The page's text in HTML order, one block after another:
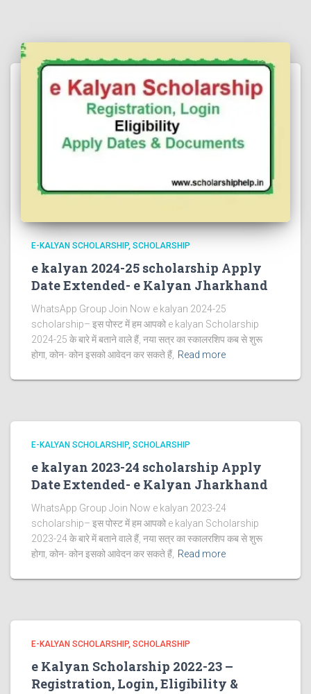
E-KALYAN SCHOLARSHIP SCHOLARSHIP
e kalyan 2024-25 scholarship Apply
Date Extended- e Kalyan Jharkhand
WhatsApp Group Join Now e kalyan 2024-25
scholarship– इस पोस्ट में हम आपको e kalyan Scholarship
2024-25 के बारे में बताने वाले हैं, नया सत्र का स्कालरशिप कब से शुरू
होगा, कोन- कोन इसको आवेदन कर सकते हैं, Read more
E-KALYAN SCHOLARSHIP SCHOLARSHIP
e kalyan 2023-24 scholarship Apply
Date Extended- e Kalyan Jharkhand
WhatsApp Group Join Now e kalyan 2023-24
scholarship– इस पोस्ट में हम आपको e kalyan Scholarship
2023-24 के बारे में बताने वाले हैं, नया सत्र का स्कालरशिप कब से शुरू
होगा, कोन- कोन इसको आवेदन कर सकते हैं, Read more
E-KALYAN SCHOLARSHIP SCHOLARSHIP
e Kalyan Scholarship 2022-23 –
Registration, Login, Eligibility &